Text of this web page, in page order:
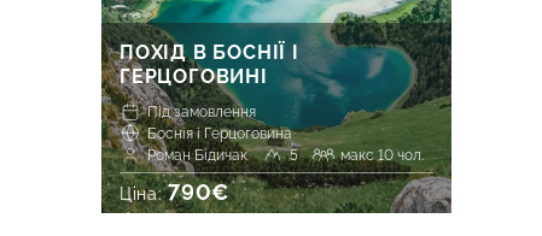
ПОХІД В БОСНІЇ І
ГЕРЦОГОВИНІ
Під замовлення
Боснія і Герцоговина
Роман Бідичак
5 макс 10 чол.
Ціна:790€